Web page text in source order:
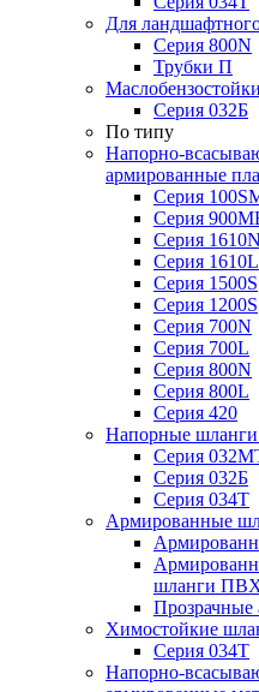
Для
Серия 800N
Трубки П
Серия 032Б
По типу
Напорно-
армированные
Серия
Серия
Серия 1610N
Серия 1610L
Серия 1500S
Серия 1200S
Серия 700N
Серия 700L
Серия 800N
Серия 800L
Серия 420
Напорные
Серия
Серия 032Б
Серия 034Т
Армированные
шланги
Химостойкие
Серия 034Т
Напорно-